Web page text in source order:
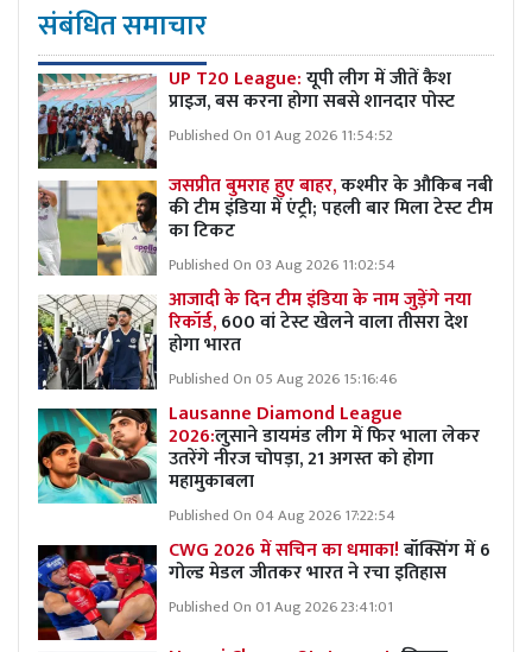
संबंधित समाचार
UP T20 League:यूपी लीग में जीतें कैश
प्राइज, बस करना होगा सबसे शानदार पोस्ट
Published On 01 Aug 2026 11:54:52
जसप्रीत बुमराह हुए बाहर,कश्मीर के औकिब नबी
की टीम इंडिया में एंट्री; पहली बार मिला टेस्ट टीम
का टिकट
Published On 03 Aug 2026 11:02:54
आजादी के दिन टीम इंडिया के नाम जुड़ेंगे नया
रिकॉर्ड,600 वां टेस्ट खेलने वाला तीसरा देश
होगा भारत
Published On 05 Aug 2026 15:16:46
Lausanne Diamond League
2026:लुसाने डायमंड लीग में फिर भाला लेकर
उतरेंगे नीरज चोपड़ा, 21 अगस्त को होगा
महामुकाबला
Published On 04 Aug 2026 17:22:54
CWG 2026 में सचिन का धमाका!बॉक्सिंग में 6
गोल्ड मेडल जीतकर भारत ने रचा इतिहास
Published On 01 Aug 2026 23:41:01